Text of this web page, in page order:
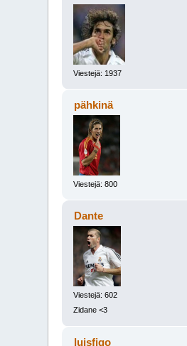
Viestejä: 1937
pähkinä
Viestejä: 800
Dante
Viestejä: 602
Zidane <3
luisfigo